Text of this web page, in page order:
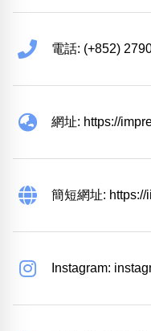
電話: (+852)
網址: https://
簡短網址: https://
Instagram: